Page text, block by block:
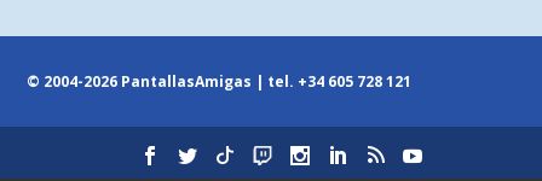
© 2004-2026 PantallasAmigas | tel. +34 605 728 121